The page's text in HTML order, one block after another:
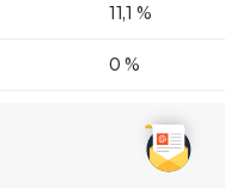
11,1 %
0 %